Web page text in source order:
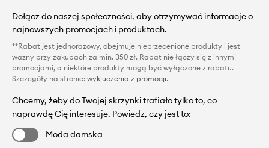
Dołącz do naszej społeczności, aby otrzymywać informacje o
najnowszych promocjach i produktach.
**Rabat jest jednorazowy, obejmuje nieprzecenione produkty i jest
ważny przy zakupach za min. 350 zł. Rabat nie łączy się z innymi
promocjami, a niektóre produkty mogą być wyłączone z rabatu.
Szczegóły na stronie: wykluczenia z promocji.
Chcemy, żeby do Twojej skrzynki trafiało tylko to, co
naprawdę Cię interesuje. Powiedz, czy jest to:
Moda damska